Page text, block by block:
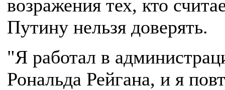
возражения тех, кто
Путину нельзя доверять.
"Я работал в
Рональда Рейгана, и я